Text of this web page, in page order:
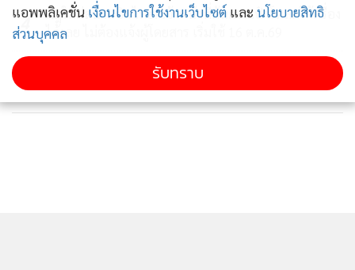
Investment:
ให้เลือกหลากหลายรูปแบบและระดับราคา ตั้งแต่หลักแสนบาท
ไปจนถึงหลักร้อยล้านบาท และยังมีแผนขยายธุรกิจลงทุน
อสังหาริมทรัพย์ประเภทมือสองให้มากขึ้นอีกด้วย
4
กฎใหม่สนามบินไทย! เจ้าหน้าที่ค้นกระเป๋าโหลดใต้ครื่อง
ได้เลย ไม่ต้องแจ้งผู้โดยสาร เริ่มใช้ 16 ต.ค.69
ข่าวอื่นในหมวด
แอพพลิเคชั่น เงื่อนไขการใช้งานเว็บไซต์ และ นโยบายสิทธิ
ส่วนบุคคล
รับทราบ